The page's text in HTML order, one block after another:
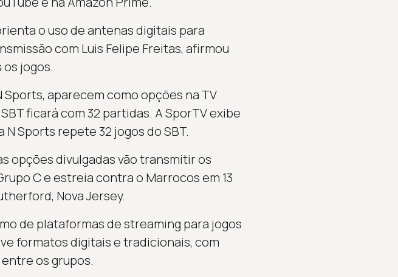
o uso de antenas digitais para
com Luis Felipe Freitas, afirmou
jogos.
Sports, aparecem como opções na TV
ficará com 32 partidas. A SporTV exibe
N Sports repete 32 jogos do SBT.
opções divulgadas vão transmitir os
C e estreia contra o Marrocos em 13
Nova Jersey.
de plataformas de streaming para jogos
formatos digitais e tradicionais, com
os grupos.